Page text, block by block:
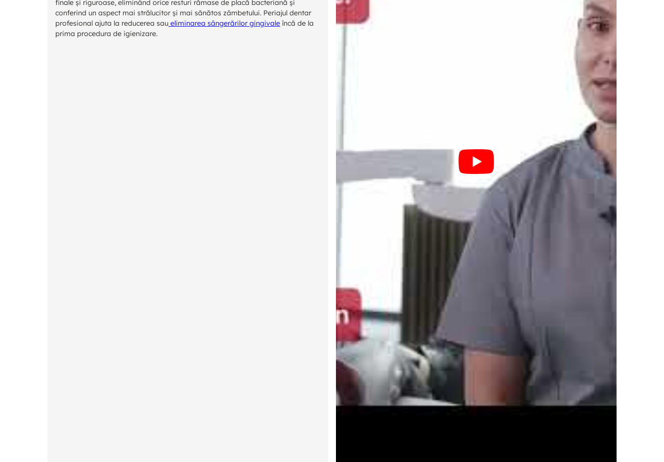
finale și riguroase, eliminând orice resturi rămase de placă bacteriană și
conferind un aspect mai strălucitor și mai sănătos zâmbetului. Periajul dentar
profesional ajuta la reducerea sau eliminarea sângerărilor gingivaleîncă de la
prima procedura de igienizare.